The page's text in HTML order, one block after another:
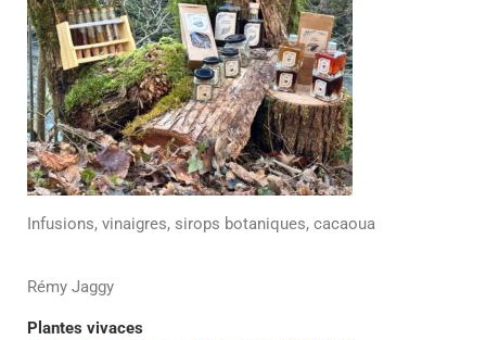
Infusions, vinaigres, sirops botaniques, cacaoua
Rémy Jaggy
Plantes vivaces